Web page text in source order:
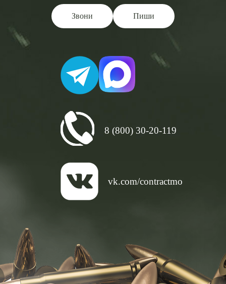
Звони Пиши
8 (800) 30-20-119
vk.com/contractmo